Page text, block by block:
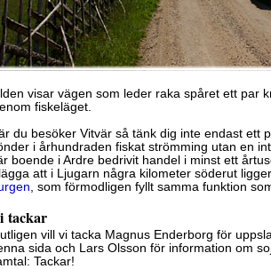
visar vägen som leder raka spåret ett par
fiskeläget.
du besöker Vitvär så tänk dig inte endast ett
i århundraden fiskat strömming utan en
boende i Ardre bedrivit handel i minst ett
att i Ljugarn några kilometer söderut
, som förmodligen fyllt samma funktion
tackar
vill vi tacka Magnus Enderborg för
sida och Lars Olsson för information om
Tackar!